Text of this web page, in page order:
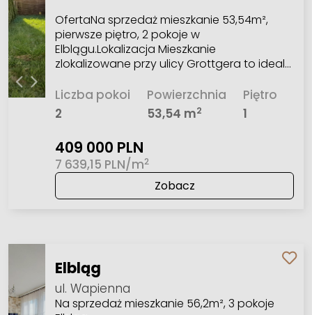
OfertaNa sprzedaż mieszkanie 53,54m²,
pierwsze piętro, 2 pokoje w
Elblągu.Lokalizacja Mieszkanie
zlokalizowane przy ulicy Grottgera to ideal…
Liczba pokoi
2
Powierzchnia
53,54 m2
Piętro
1
409 000 PLN
7 639,15 PLN/m2
Zobacz
Elbląg
ul. Wapienna
Na sprzedaż mieszkanie 56,2m², 3 pokoje